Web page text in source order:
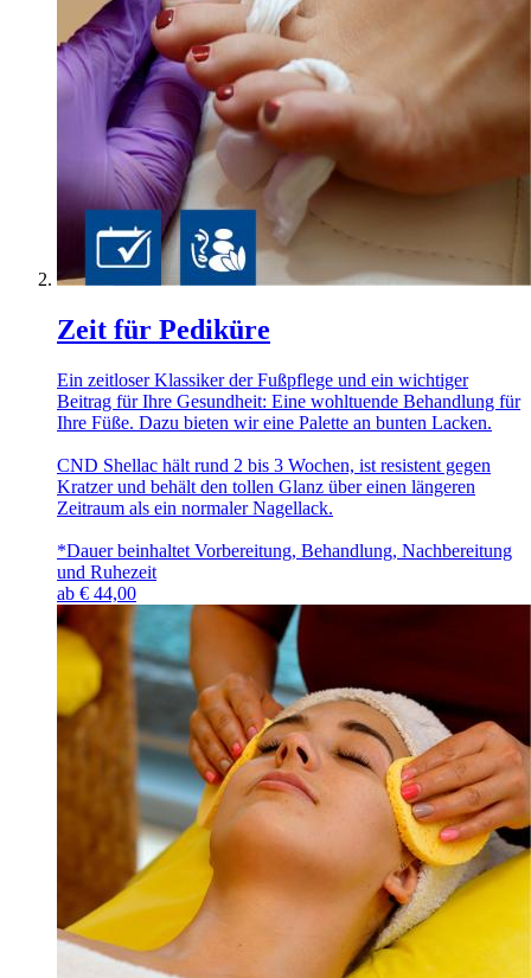
Zeit für Pediküre
Ein zeitloser Klassiker der Fußpflege und ein wichtiger
Beitrag für Ihre Gesundheit: Eine wohltuende Behandlung für
Ihre Füße. Dazu bieten wir eine Palette an bunten Lacken.
CND Shellac hält rund 2 bis 3 Wochen, ist resistent gegen
Kratzer und behält den tollen Glanz über einen längeren
Zeitraum als ein normaler Nagellack.
*Dauer beinhaltet Vorbereitung, Behandlung, Nachbereitung
und Ruhezeit
ab € 44,00